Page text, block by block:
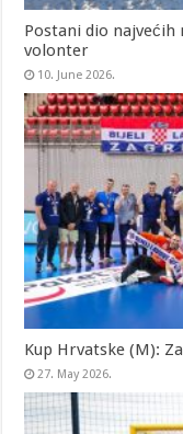
Postani dio najvećih
volonter
10. June 2026.
Kup Hrvatske (M):
27. May 2026.